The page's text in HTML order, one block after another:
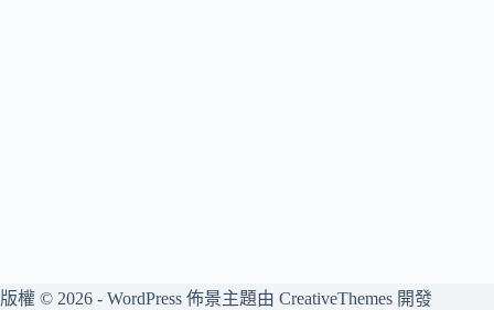
版權 © 2026 - WordPress 佈景主題由 CreativeThemes 開發